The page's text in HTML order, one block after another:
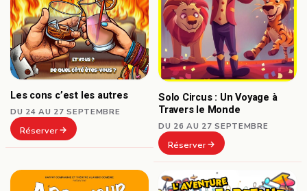
Les cons c’est les autres
DU 24 AU 27 SEPTEMBRE
Réserver
Solo Circus : Un Voyage à
Travers le Monde
DU 26 AU 27 SEPTEMBRE
Réserver